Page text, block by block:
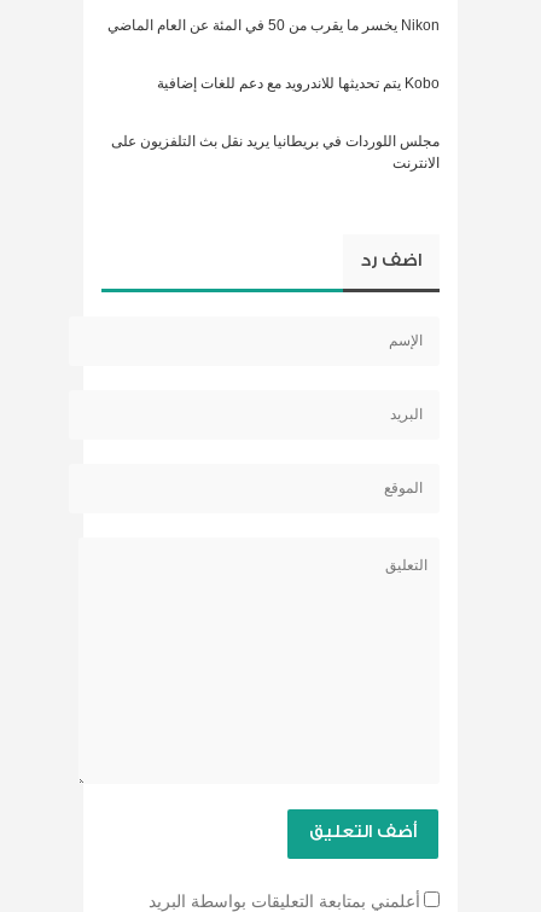
Nikon يخسر ما يقرب من 50 في المئة عن العام الماضي
Kobo يتم تحديثها للاندرويد مع دعم للغات إضافية
مجلس اللوردات في بريطانيا يريد نقل بث التلفزيون على
الانترنت
اضف رد
أعلمني بمتابعة التعليقات بواسطة البريد